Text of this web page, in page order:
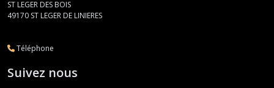
ST LEGER DES BOIS
49170 ST LEGER DE LINIERES
Téléphone
Suivez nous